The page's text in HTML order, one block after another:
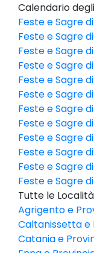
Calendario
Feste e Sagre
Feste e Sagre
Feste e Sagre
Feste e Sagre
Feste e Sagre
Feste e Sagre
Feste e Sagre
Feste e Sagre
Feste e Sagre
Feste e Sagre
Feste e Sagre
Feste e Sagre
Tutte le
Agrigento e
Caltanissetta e
Catania e